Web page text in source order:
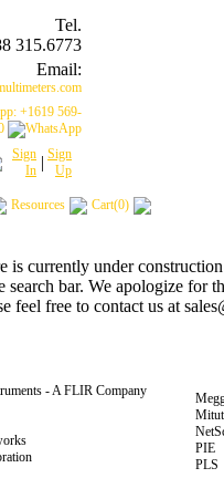
Tel.
315.6773
Email:
+1619 569-
Sign
In | Sign
Up
Resources Cart(0)
is currently under
search bar. We apologize for
feel free to contact us at
- A FLIR Company
PIE
PLS